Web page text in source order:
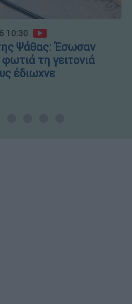
10:30
Ψάθας: Έσωσαν
τη γειτονιά
έδιωχνε